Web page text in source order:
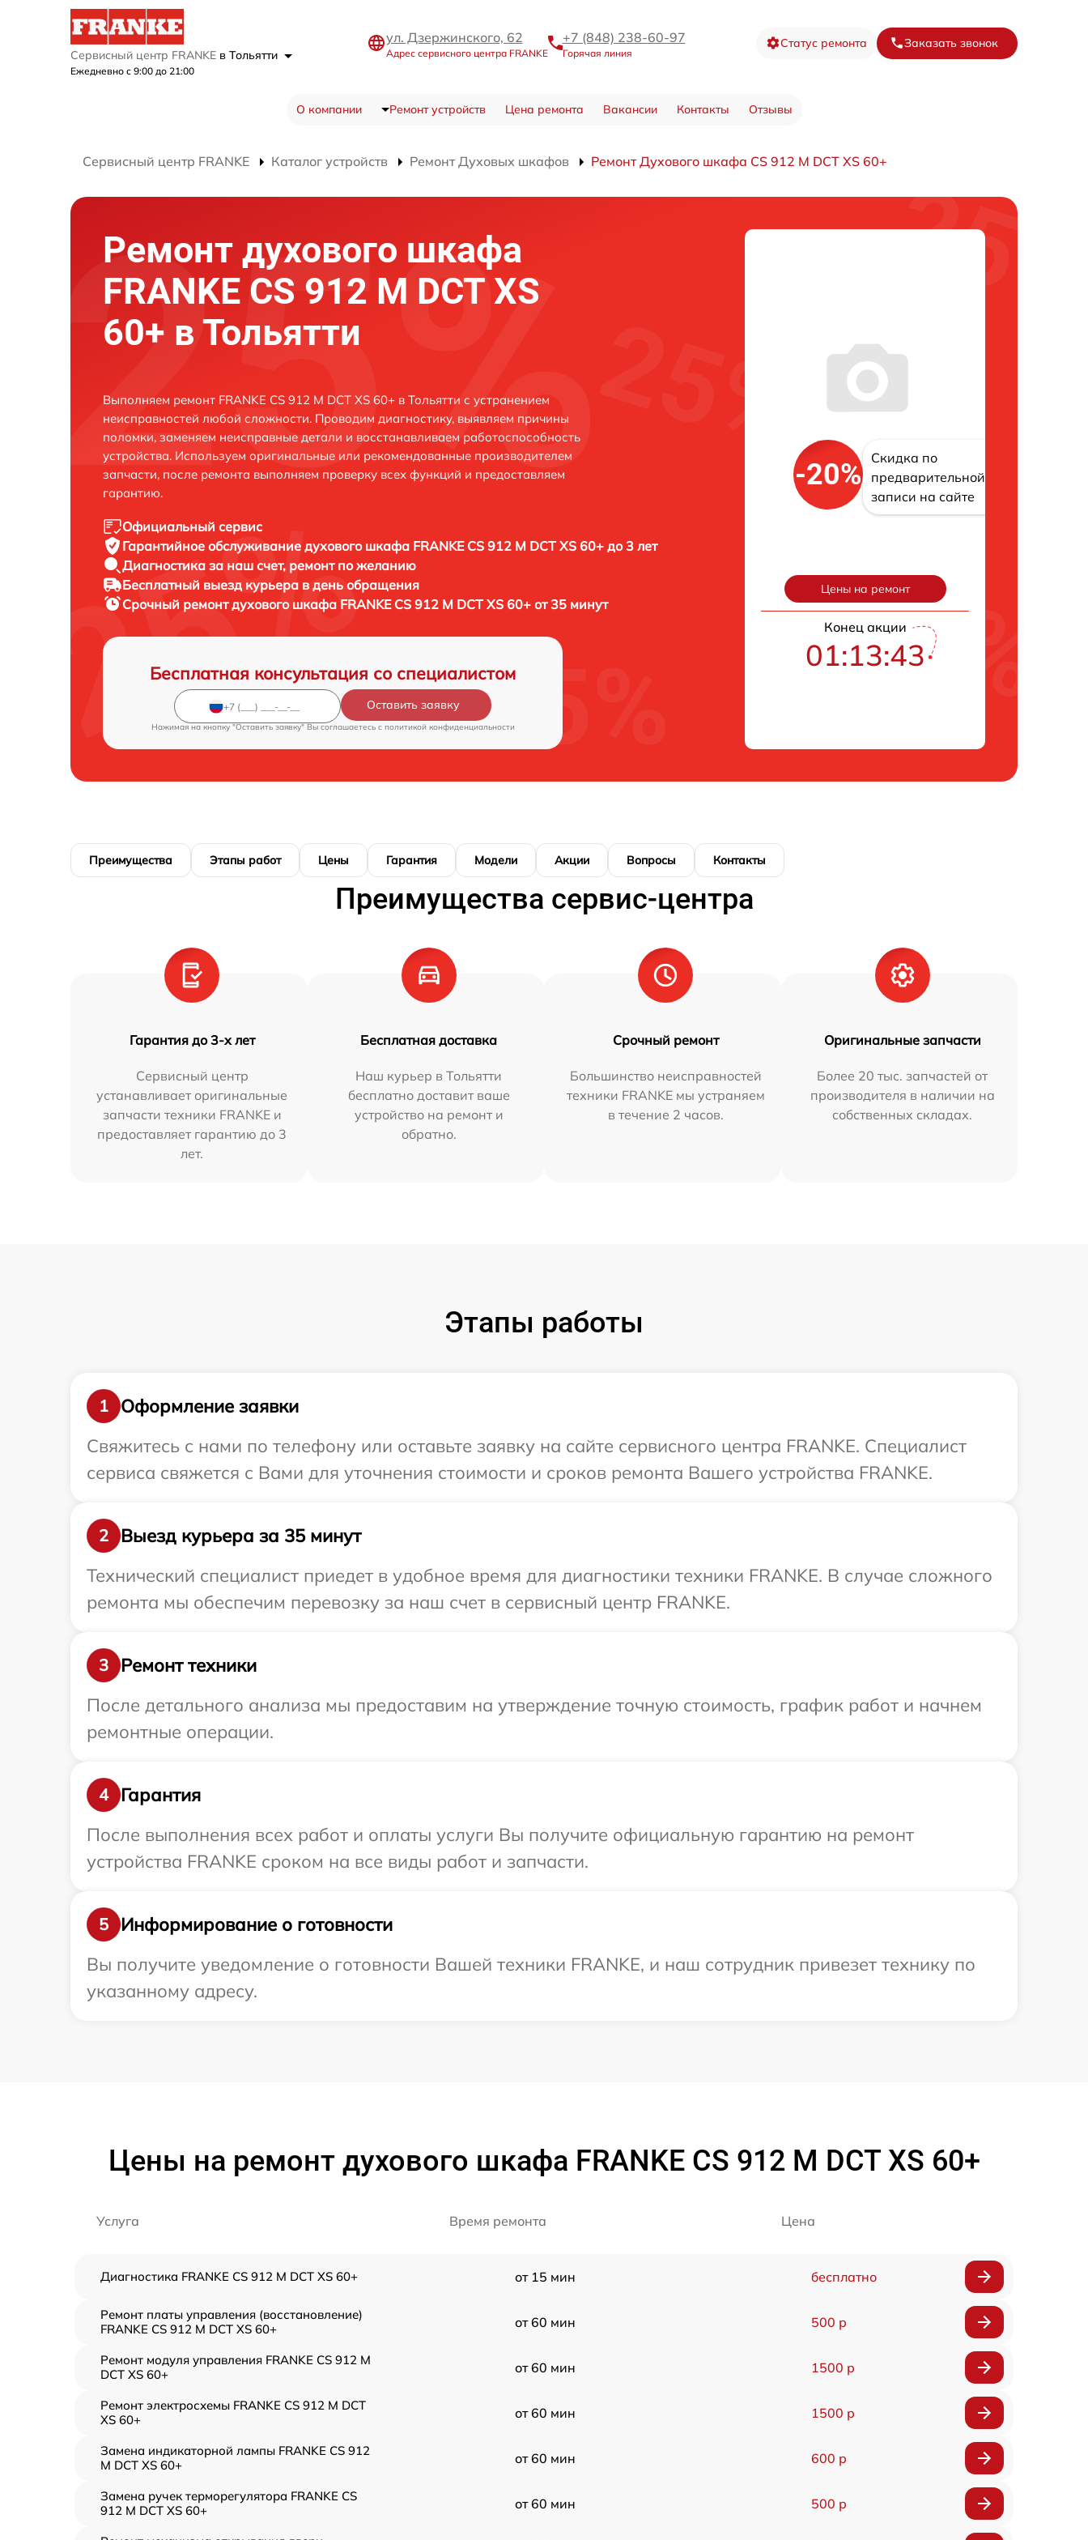
Сервисный центр FRANKE в Тольятти
Ежедневно с 9:00 до 21:00
ул. Дзержинского, 62
Адрес сервисного центра FRANKE
+7 (848) 238-60-97
Горячая линия
Статус ремонта Заказать звонок
О компании Ремонт устройств Цена ремонта Вакансии Контакты Отзывы
Сервисный центр FRANKE Каталог устройств Ремонт Духовых шкафов Ремонт Духового шкафа CS 912 M DCT XS 60+
Ремонт духового шкафа
FRANKE CS 912 M DCT XS
60+ в Тольятти
Выполняем ремонт FRANKE CS 912 M DCT XS 60+ в Тольятти с устранением
неисправностей любой сложности. Проводим диагностику, выявляем причины
поломки, заменяем неисправные детали и восстанавливаем работоспособность
устройства. Используем оригинальные или рекомендованные производителем
запчасти, после ремонта выполняем проверку всех функций и предоставляем
гарантию.
Официальный сервис
Гарантийное обслуживание духового шкафа FRANKE CS 912 M DCT XS 60+ до 3 лет
Диагностика за наш счет, ремонт по желанию
Бесплатный выезд курьера в день обращения
Срочный ремонтдухового шкафа FRANKE CS 912 M DCT XS 60+ от 35 минут
Бесплатная консультация со специалистом
Оставить заявку
Нажимая на кнопку "Оставить заявку" Вы соглашаетесь c политикой конфиденциальности
-20%
Скидка по
предварительной
записи на сайте
Цены на ремонт
Конец акции
01:13:43
Преимущества Этапы работ Цены Гарантия Модели Акции Вопросы Контакты
Преимущества сервис-центра
Гарантия до 3-х лет
Сервисный центр
устанавливает оригинальные
запчасти техники FRANKE и
предоставляет гарантию до 3
лет.
Бесплатная доставка
Наш курьер в Тольятти
бесплатно доставит ваше
устройство на ремонт и
обратно.
Срочный ремонт
Большинство неисправностей
техники FRANKE мы устраняем
в течение 2 часов.
Оригинальные запчасти
Более 20 тыс. запчастей от
производителя в наличии на
собственных складах.
Этапы работы
1
Оформление заявки
Свяжитесь с нами по телефону или оставьте заявку на сайте сервисного центра FRANKE. Специалист
сервиса свяжется с Вами для уточнения стоимости и сроков ремонта Вашего устройства FRANKE.
2
Выезд курьера за 35 минут
Технический специалист приедет в удобное время для диагностики техники FRANKE. В случае сложного
ремонта мы обеспечим перевозку за наш счет в сервисный центр FRANKE.
3
Ремонт техники
После детального анализа мы предоставим на утверждение точную стоимость, график работ и начнем
ремонтные операции.
4
Гарантия
После выполнения всех работ и оплаты услуги Вы получите официальную гарантию на ремонт
устройства FRANKE сроком на все виды работ и запчасти.
5
Информирование о готовности
Вы получите уведомление о готовности Вашей техники FRANKE, и наш сотрудник привезет технику по
указанному адресу.
Цены на ремонт духового шкафа FRANKE CS 912 M DCT XS 60+
Услуга Время ремонта Цена
Диагностика FRANKE CS 912 M DCT XS 60+ от 15 мин бесплатно
Ремонт платы управления (восстановление)
FRANKE CS 912 M DCT XS 60+
от 60 мин 500 р
Ремонт модуля управления FRANKE CS 912 M
DCT XS 60+
от 60 мин 1500 р
Ремонт электросхемы FRANKE CS 912 M DCT
XS 60+
от 60 мин 1500 р
Замена индикаторной лампы FRANKE CS 912
M DCT XS 60+
от 60 мин 600 р
Замена ручек терморегулятора FRANKE CS
912 M DCT XS 60+
от 60 мин 500 р